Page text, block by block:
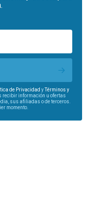
de Privacidad yTérminos y
recibir información u ofertas
sus afiliadas o de terceros.
momento.